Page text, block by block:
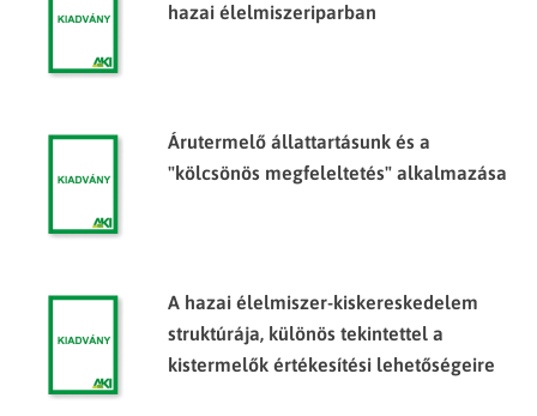
hazai élelmiszeriparban
Árutermelő állattartásunk és a
"kölcsönös megfeleltetés" alkalmazása
A hazai élelmiszer-kiskereskedelem
struktúrája, különös tekintettel a
kistermelők értékesítési lehetőségeire